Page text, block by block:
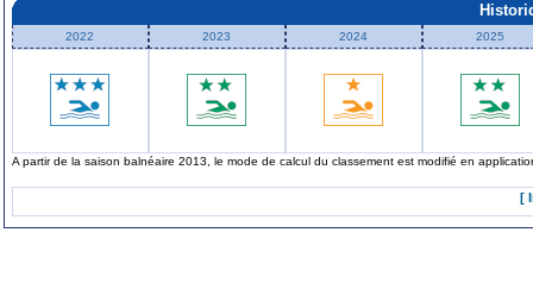
2022 2023 2024 2025
A partir de la saison balnéaire 2013, le mode de calcul du classement est modifié en
[